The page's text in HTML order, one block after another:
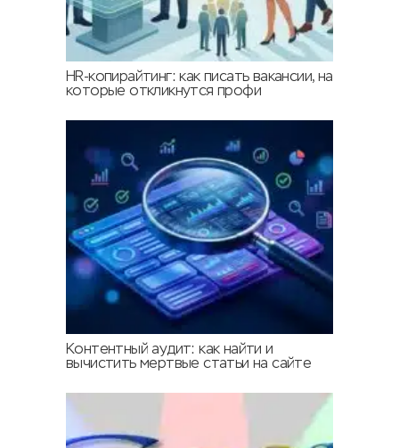
HR-копирайтинг: как писать вакансии, на
которые откликнутся профи
Контентный аудит: как найти и
вычистить мертвые статьи на сайте